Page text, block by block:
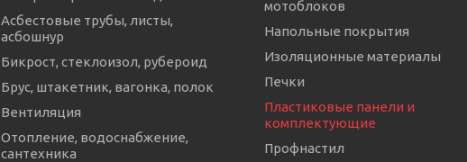
Асбестовые трубы, листы,
асбошнур
Бикрост, стеклоизол, рубероид
Брус, штакетник, вагонка, полок
Вентиляция
Отопление, водоснабжение,
сантехника
мотоблоков
Напольные покрытия
Изоляционные материалы
Печки
Пластиковые панели и
комплектующие
Профнастил